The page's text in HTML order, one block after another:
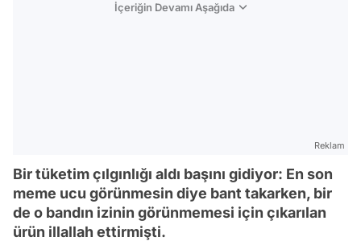
İçeriğin Devamı Aşağıda
Reklam
Bir tüketim çılgınlığı aldı başını gidiyor: En son
meme ucu görünmesin diye bant takarken, bir
de o bandın izinin görünmemesi için çıkarılan
ürün illallah ettirmişti.